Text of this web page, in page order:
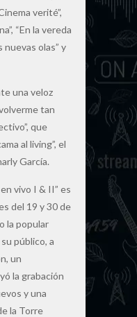
verité”,
“En la vereda
nuevas olas” y
una veloz
tan
que
al living”, el
García.
vivo I & II” es
del 19 y 30 de
la popular
público, a
un
la grabación
y una
la Torre